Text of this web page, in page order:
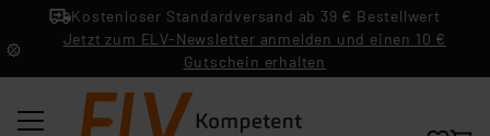
Kostenloser Standardversand ab 39 € Bestellwert
Jetzt zum ELV-Newsletter anmelden und einen 10 €
Gutschein erhalten